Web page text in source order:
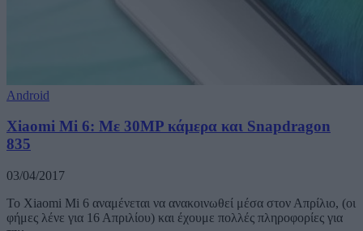
Android
Xiaomi Mi 6: Με 30MP κάμερα και Snapdragon
835
03/04/2017
Το Xiaomi Mi 6 αναμένεται να ανακοινωθεί μέσα στον Απρίλιο, (οι
φήμες λένε για 16 Απριλίου) και έχουμε πολλές πληροφορίες για